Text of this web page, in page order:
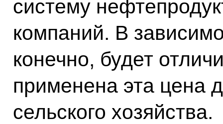
систему
компаний. В
конечно, будет
применена эта цена
сельского хозяйства.